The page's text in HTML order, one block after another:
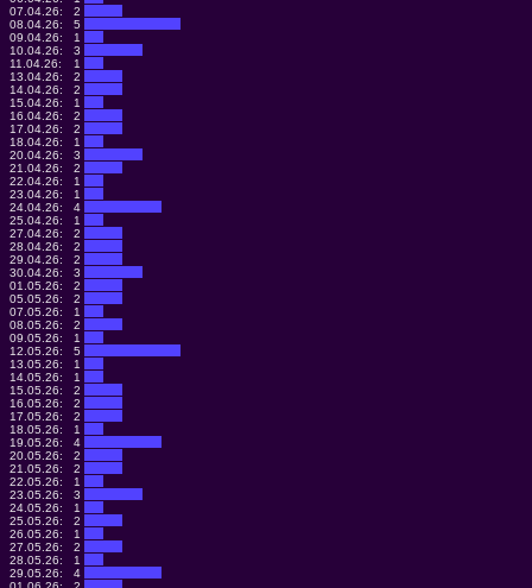
07.04.26:
2
08.04.26:
5
09.04.26:
1
10.04.26:
3
11.04.26:
1
13.04.26:
2
14.04.26:
2
15.04.26:
1
16.04.26:
2
17.04.26:
2
18.04.26:
1
20.04.26:
3
21.04.26:
2
22.04.26:
1
23.04.26:
1
24.04.26:
4
25.04.26:
1
27.04.26:
2
28.04.26:
2
29.04.26:
2
30.04.26:
3
01.05.26:
2
05.05.26:
2
07.05.26:
1
08.05.26:
2
09.05.26:
1
12.05.26:
5
13.05.26:
1
14.05.26:
1
15.05.26:
2
16.05.26:
2
17.05.26:
2
18.05.26:
1
19.05.26:
4
20.05.26:
2
21.05.26:
2
22.05.26:
1
23.05.26:
3
24.05.26:
1
25.05.26:
2
26.05.26:
1
27.05.26:
2
28.05.26:
1
29.05.26:
4